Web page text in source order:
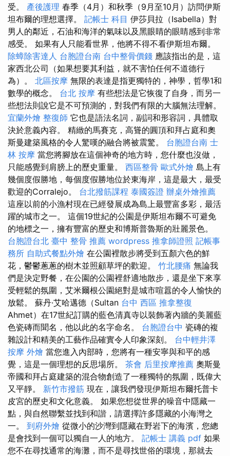
受。 產後護理 春季（4月）和秋季（9月至10月）訪問伊斯
坦布爾的理想選擇。 記帳士 科目 伊莎貝拉（Isabella）對
男人的鄰近，石油和海洋的氣味以及黑眼睛的眼睛感到非常
感受。 如果有人只能看世界，他將不得不看伊斯坦布爾。
除蟑除害達人 台胞證台南 台中整骨價錢 應該指出的是，這
家西北公司（如果想要其利益，就不害怕任何不道德行
為）。 北區按摩 無限的表達是指更獨特的，神學，哲學1和
數學的概念。 台北 按摩 有些想法是它恢復了自身，而另一
些想法則說它是不可預測的，對我們有限的大腦無法理解。
宜蘭外燴 整復師 它也是語法名詞，副詞和形容詞，具體取
決於意義內容。 精緻的馬賽克，高聳的圓頂和拜占庭和奧
斯曼建築風格的令人驚嘆的融合將被震驚。 台胞證台南 士
林 按摩 當您將腳放在這個神奇的地方時，您什麼也沒做，
只能感覺到肩膀上的歷史重量。 西區整骨 歐式外燴 島上有
幾個度假勝地，每個度假勝地位於東海岸，這是最大，最受
歡迎的Corralejo。 台北撥筋課程 泰國簽證 辦桌外燴推薦
這座以前的小漁村現在已經發展成為島上最豐富多彩，最活
躍的城市之一。 這個19世紀的公園是伊斯坦布爾不可避免
的地標之一，擁有豐富的歷史和博斯普魯斯的壯麗景色。
台胞證台北 臺中 整骨 推薦 wordpress 推拿師證照 記帳事
務所 自助式餐點外燴 在公園裡散步將受到五顏六色的鮮
花，鬱鬱蔥蔥的樹木並照顧草坪的歡迎。 竹北腰痛 無論我
們是決定野餐，在公園的公園裡舒適地散步，還是坐下來享
受輕鬆的氛圍，艾米爾根公園絕對是城市喧囂的令人愉快的
放鬆。 蘇丹·艾哈邁德（Sultan 台中 西區 推拿整復
Ahmet）在17世紀訂購的藍色清真寺以裝飾著內牆的美麗藍
色瓷磚而聞名，他以此的名字命名。 台胞證台中 瓷磚的複
雜設計和精美的工藝作品確實令人印象深刻。 台中輕井澤
按摩 外燴 當您進入內部時，您將有一種安寧與和平的感
覺，這是一個理想的反思場所。 茶會 后里按摩推薦 奧斯曼
帝國和拜占庭建築的混合物創造了一種獨特的氛圍，既偉大
又平靜。 新竹市撥筋 現在，讓我們發現伊斯坦布爾托普卡
皮宮的歷史和文化意義。 如果您想從世界的噪音中隱藏一
點，與自然聯繫並找到和諧，請選擇許多隱藏的小海灣之
一。 到府外燴 從微小的沙灣到隱藏在野岩下的海濱，您總
是會找到一個可以獨自一人的地方。 記帳士 講義 pdf 如果
您不在尋找通常的海灘，而不是尋找世俗的環境，那就去